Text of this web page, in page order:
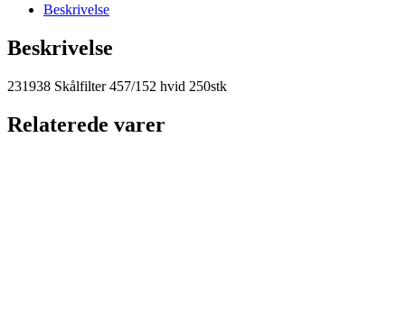
Beskrivelse
Beskrivelse
231938 Skålfilter 457/152 hvid 250stk
Relaterede varer